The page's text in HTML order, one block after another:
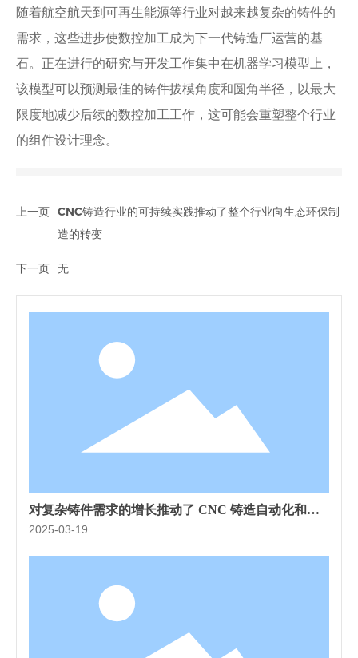
随着航空航天到可再生能源等行业对越来越复杂的铸件的
需求，这些进步使数控加工成为下一代铸造厂运营的基
石。正在进行的研究与开发工作集中在机器学习模型上，
该模型可以预测最佳的铸件拔模角度和圆角半径，以最大
限度地减少后续的数控加工工作，这可能会重塑整个行业
的组件设计理念。
上一页 CNC铸造行业的可持续实践推动了整个行业向生态环保制
造的转变
下一页 无
对复杂铸件需求的增长推动了 CNC 铸造自动化和可
扩展性的创新
2025-03-19